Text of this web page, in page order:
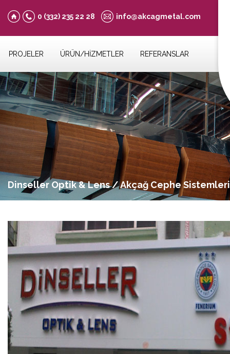
0 (332) 235 22 28 info@akcagmetal.com
PROJELER ÜRÜN/HİZMETLER REFERANSLAR
Dinseller Optik & Lens / Akçağ Cephe Sistemleri